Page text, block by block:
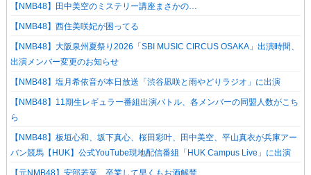
【NMB48】田中美空のミステリー講座まさかの…
【NMB48】西住美咲妃が困ってる
【NMB48】大阪泉州夏祭り2026「SBI MUSIC CIRCUS OSAKA」出演時間、
出演メンバー変更のお知らせ
【NMB48】塩月希依音が本日放送「渋谷凪咲と雨やどりラジオ」に出演
【NMB48】11期生レギュラー番組出演バトル、各メンバーの同盟人数がこち
ら
【NMB48】板垣心和、坂下真心、桜田彩叶、田中美空、平山真衣が兵庫アー
バン競馬【HUK】公式YouTube現地配信番組「HUK Campus Live」に出演
【元NMB48】安部若菜、卒業して早くもお酒解禁